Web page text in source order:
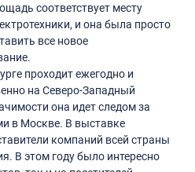
соответствует месту
и она была просто
все новое
проходит ежегодно и
на Северо-Западный
она идет следом за
в Москве. В выставке
компаний всей страны
В этом году было интересно